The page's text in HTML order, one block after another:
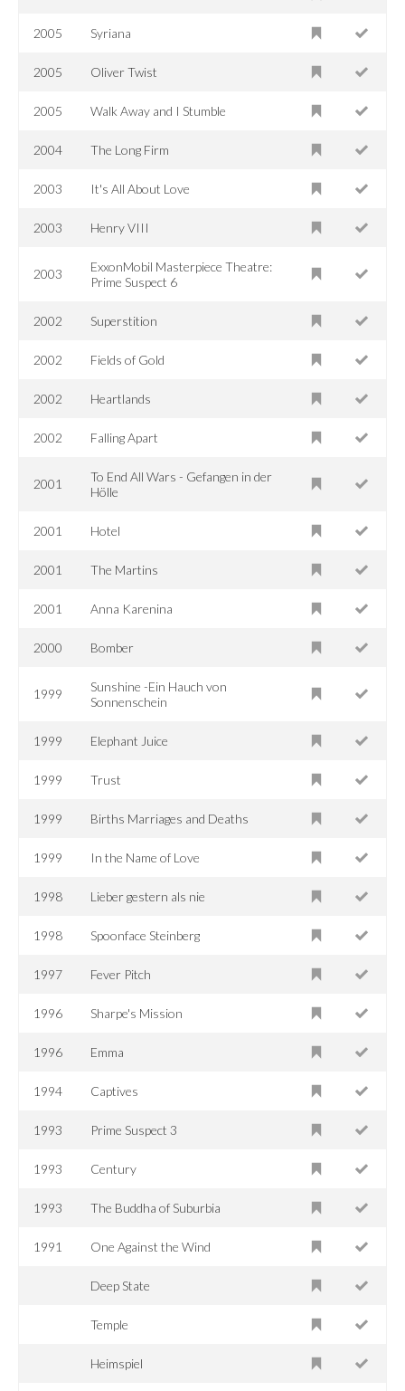
2005 Syriana
2005 Oliver Twist
2005 Walk Away and I Stumble
2004 The Long Firm
2003 It's All About Love
2003 Henry VIII
2003
ExxonMobil Masterpiece Theatre:
Prime Suspect 6
2002 Superstition
2002 Fields of Gold
2002 Heartlands
2002 Falling Apart
2001
To End All Wars - Gefangen in der
Hölle
2001 Hotel
2001 The Martins
2001 Anna Karenina
2000 Bomber
1999
Sunshine -Ein Hauch von
Sonnenschein
1999 Elephant Juice
1999 Trust
1999 Births Marriages and Deaths
1999 In the Name of Love
1998 Lieber gestern als nie
1998 Spoonface Steinberg
1997 Fever Pitch
1996 Sharpe's Mission
1996 Emma
1994 Captives
1993 Prime Suspect 3
1993 Century
1993 The Buddha of Suburbia
1991 One Against the Wind
Deep State
Temple
Heimspiel